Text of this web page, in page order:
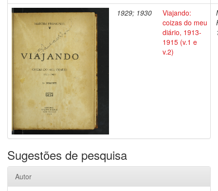
1929; 1930
Viajando:
coizas do meu
diário, 1913-
1915 (v.1 e
v.2)
Sugestões de pesquisa
Autor